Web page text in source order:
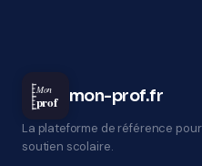
Mon
prof mon-prof.fr
La plateforme de référence
soutien scolaire.